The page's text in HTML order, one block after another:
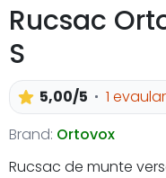
Rucsac
S
5,00/5
1
Brand: Ortovox
Rucsac de munte